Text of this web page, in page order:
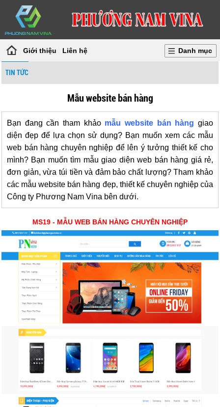
Giới thiệu Liên hệ Danh mục
TIN TỨC
Mẫu website bán hàng
Bạn đang cần tham khảo mẫu website bán hàng giao
diện đẹp để lựa chọn sử dụng? Bạn muốn xem các mẫu
web bán hàng chuyên nghiệp để lên ý tưởng thiết kế cho
mình? Bạn muốn tìm mẫu giao diện web bán hàng giá rẻ,
đơn giản, vừa túi tiền và đảm bảo chất lượng? Tham khảo
các mẫu website bán hàng đẹp, thiết kế chuyên nghiệp của
Công ty Phương Nam Vina bên dưới.
MS19 - MẪU WEB BÁN HÀNG CHUYÊN NGHIỆP